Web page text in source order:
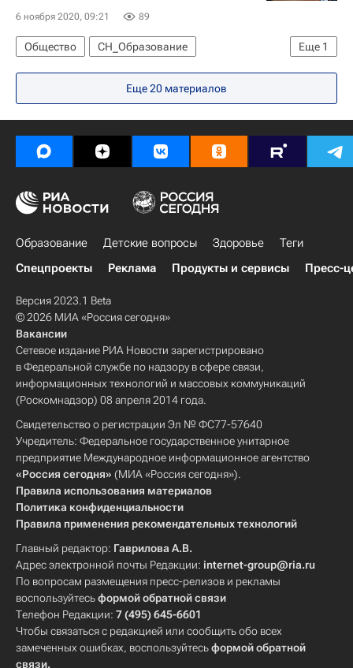
6 ноября 2020, 09:21 89
Еще 1
Общество
СН_Образование
Социальный навигатор
Еще 20 материалов
Образование Детские вопросы Здоровье
Теги
Спецпроекты
Реклама Продукты и сервисы Пресс-
Версия 2023.1 Beta
© 2026 МИА «Россия сегодня»
Вакансии
Сетевое издание РИА Новости зарегистрировано
в Федеральной службе по надзору в сфере связи,
информационных технологий и массовых коммуникаций
(Роскомнадзор) 08 апреля 2014 года.
Свидетельство о регистрации Эл № ФС77-57640
Учредитель: Федеральное государственное унитарное
предприятие Международное информационное агентство
«Россия сегодня» (МИА «Россия сегодня»).
Правила использования материалов
Политика конфиденциальности
Правила применения рекомендательных технологий
Главный редактор: Гаврилова А.В.
Адрес электронной почты Редакции: internet-group@ria.ru
По вопросам размещения пресс-релизов и рекламы
воспользуйтесьформой обратной связи
Телефон Редакции: 7 (495) 645-6601
Чтобы связаться с редакцией или сообщить обо всех
замеченных ошибках, воспользуйтесьформой обратной
связи.